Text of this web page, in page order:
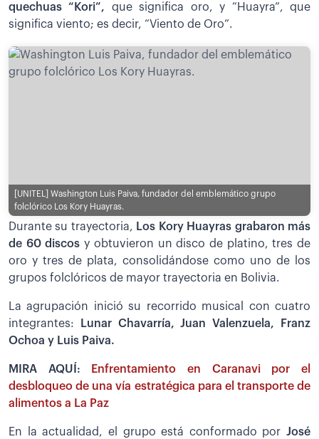
quechuas “Kori”, que significa oro, y “Huayra”, que
significa viento; es decir, “Viento de Oro”.
[UNITEL] Washington Luis Paiva, fundador del emblemático grupo
folclórico Los Kory Huayras.
Durante su trayectoria, Los Kory Huayras grabaron más
de 60 discosy obtuvieron un disco de platino, tres de
oro y tres de plata, consolidándose como uno de los
grupos folclóricos de mayor trayectoria en Bolivia.
La agrupación inició su recorrido musical con cuatro
integrantes:
Lunar Chavarría, Juan Valenzuela, Franz
Ochoa y Luis Paiva.
MIRA AQUÍ:
Enfrentamiento en Caranavi por el
desbloqueo de una vía estratégica para el transporte de
alimentos a La Paz
En la actualidad, el grupo está conformado por José